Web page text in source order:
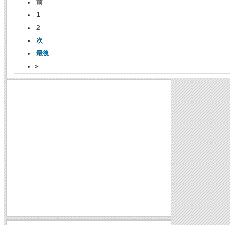
前
1
2
次
最後
»